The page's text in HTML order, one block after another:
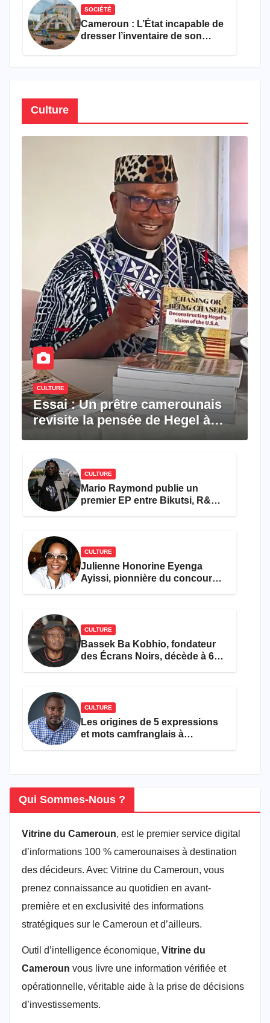
SOCIÉTÉ
Cameroun : L’État incapable de
dresser l’inventaire de son
Culture
CULTURE
Essai : Un prêtre camerounais
revisite la pensée de Hegel à
CULTURE
Mario Raymond publie un
premier EP entre Bikutsi, R&B
CULTURE
Julienne Honorine Eyenga
Ayissi, pionnière du concours
CULTURE
Bassek Ba Kobhio, fondateur
des Écrans Noirs, décède à 69
CULTURE
Les origines de 5 expressions
et mots camfranglais à
Qui Sommes-Nous ?
Vitrine du Cameroun, est le premier service digital
d’informations 100 % camerounaises à destination
des décideurs. Avec Vitrine du Cameroun, vous
prenez connaissance au quotidien en avant-
première et en exclusivité des informations
stratégiques sur le Cameroun et d’ailleurs.
Outil d’intelligence économique, Vitrine du
Cameroun vous livre une information vérifiée et
opérationnelle, véritable aide à la prise de décisions
d’investissements.